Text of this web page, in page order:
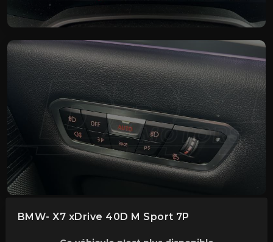
BMW- X7 xDrive 40D M Sport 7P